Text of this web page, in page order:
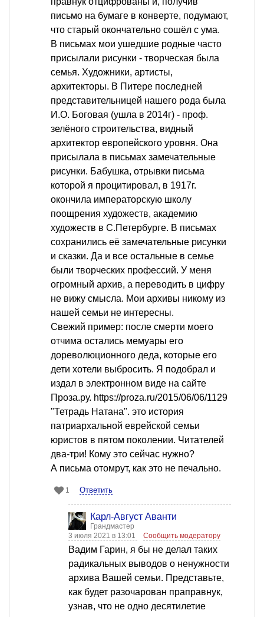
письмо на бумаге в конверте, подумают,
что старый окончательно сошёл с ума.
В письмах мои ушедшие родные часто
присылали рисунки - творческая была
семья. Художники, артисты,
архитекторы. В Питере последней
представительницей нашего рода была
И.О. Боговая (ушла в 2014г) - проф.
зелёного строительства, видный
архитектор европейского уровня. Она
присылала в письмах замечательные
рисунки. Бабушка, отрывки письма
которой я процитировал, в 1917г.
окончила императорскую школу
поощрения художеств, академию
художеств в С.Петербурге. В письмах
сохранились её замечательные рисунки
и сказки. Да и все остальные в семье
были творческих профессий. У меня
огромный архив, а переводить в цифру
не вижу смысла. Мои архивы никому из
нашей семьи не интересны.
Свежий пример: после смерти моего
отчима остались мемуары его
дореволюционного деда, которые его
дети хотели выбросить. Я подобрал и
издал в электронном виде на сайте
Проза.ру. https://proza.ru/2015/06/06/1129
"Тетрадь Натана". это история
патриархальной еврейской семьи
юристов в пятом поколении. Читателей
два-три! Кому это сейчас нужно?
А письма отомрут, как это не печально.
1 Ответить
Карл-Август Аванти
Грандмастер
3 июля 2021 в 13:01
Сообщить модератору
Вадим Гарин, я бы не делал таких
радикальных выводов о ненужности
архива Вашей семьи. Представьте,
как будет разочарован праправнук,
узнав, что не одно десятилетие